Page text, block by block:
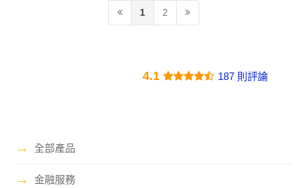
1 2
4.1 187 則評論
→ 全部產品
→ 金融服務